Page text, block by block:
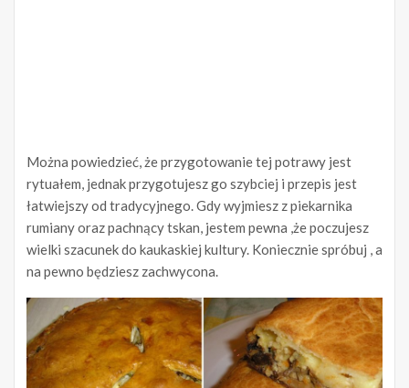
Można powiedzieć, że przygotowanie tej potrawy jest
rytuałem, jednak przygotujesz go szybciej i przepis jest
łatwiejszy od tradycyjnego. Gdy wyjmiesz z piekarnika
rumiany oraz pachnący tskan, jestem pewna ,że poczujesz
wielki szacunek do kaukaskiej kultury. Koniecznie spróbuj , a
na pewno będziesz zachwycona.